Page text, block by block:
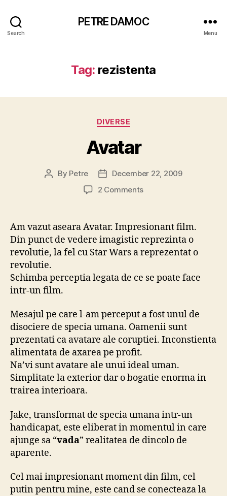
Search
PETRE DAMOC
Menu
Tag: rezistenta
Categories
DIVERSE
Avatar
Post
By Petre
Post
date
December 22, 2009
2 Commentson
Am vazut aseara Avatar. Impresionant film.
Din punct de vedere imagistic reprezinta o
revolutie, la fel cu Star Wars a reprezentat o
revolutie.
Schimba perceptia legata de ce se poate face
intr-un film.
Mesajul pe care l-am perceput a fost unul de
disociere de specia umana. Oamenii sunt
prezentati ca avatare ale coruptiei. Inconstienta
alimentata de axarea pe profit.
Na’vi sunt avatare ale unui ideal uman.
Simplitate la exterior dar o bogatie enorma in
trairea interioara.
Jake, transformat de specia umana intr-un
handicapat, este eliberat in momentul in care
ajunge sa “vada” realitatea de dincolo de
aparente.
Cel mai impresionant moment din film, cel
putin pentru mine, este cand se conecteaza la